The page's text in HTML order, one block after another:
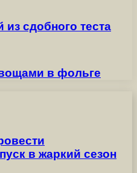
сдобного теста
в фольге
в жаркий сезон